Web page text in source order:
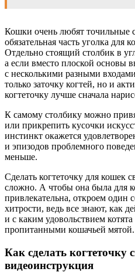
Кошки очень любят точильные
обязательная часть уголка для
Отдельно стоящий столбик в
а если вместо плоской основы
с несколькими разными
только заточку когтей, но и
когтеточку лучше сначала
К самому столбику можно
или прикрепить кусочки
инстинкт окажется
и эпизодов проблемного
меньше.
Сделать когтеточку для кошек
сложно. А чтобы она была для
привлекательна, откроем один
хитрости, ведь все знают, как
и с каким удовольствием
пропитанными кошачьей мятой.
Как сделать
видеоинструкция